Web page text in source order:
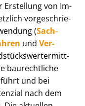
Erstellung von Im­
vor­ge­schrie­
(Sach­
und Ver­
baurechtliche
und bei
nach dem